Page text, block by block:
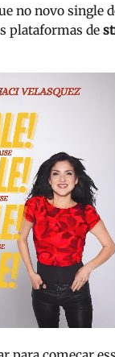
no novo single
plataformas de